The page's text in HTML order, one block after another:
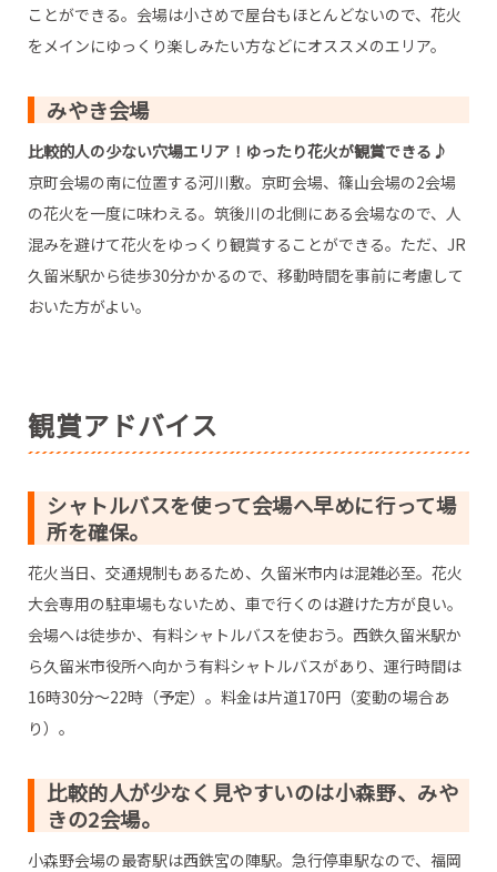
ことができる。会場は小さめで屋台もほとんどないので、花火
をメインにゆっくり楽しみたい方などにオススメのエリア。
みやき会場
比較的人の少ない穴場エリア！ゆったり花火が観賞できる♪
京町会場の南に位置する河川敷。京町会場、篠山会場の2会場
の花火を一度に味わえる。筑後川の北側にある会場なので、人
混みを避けて花火をゆっくり観賞することができる。ただ、JR
久留米駅から徒歩30分かかるので、移動時間を事前に考慮して
おいた方がよい。
観賞アドバイス
シャトルバスを使って会場へ早めに行って場
所を確保。
花火当日、交通規制もあるため、久留米市内は混雑必至。花火
大会専用の駐車場もないため、車で行くのは避けた方が良い。
会場へは徒歩か、有料シャトルバスを使おう。西鉄久留米駅か
ら久留米市役所へ向かう有料シャトルバスがあり、運行時間は
16時30分～22時（予定）。料金は片道170円（変動の場合あ
り）。
比較的人が少なく見やすいのは小森野、みや
きの2会場。
小森野会場の最寄駅は西鉄宮の陣駅。急行停車駅なので、福岡